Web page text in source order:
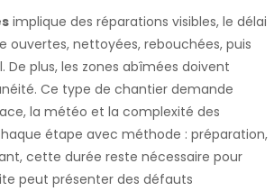
implique des réparations visibles, le délai
ouvertes, nettoyées, rebouchées, puis
plus, les zones abîmées doivent
Ce type de chantier demande
la météo et la complexité des
étape avec méthode : préparation,
cette durée reste nécessaire pour
peut présenter des défauts